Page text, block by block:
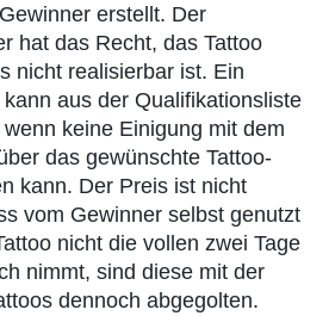
erstellt. Der
hat das Recht, das Tattoo
nicht realisierbar ist. Ein
aus der Qualifikationsliste
keine Einigung mit dem
das gewünschte Tattoo-
kann. Der Preis ist nicht
vom Gewinner selbst genutzt
nicht die vollen zwei Tage
nimmt, sind diese mit der
dennoch abgegolten.